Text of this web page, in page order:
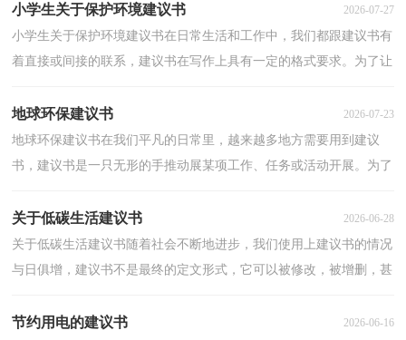
小学生关于保护环境建议书 2026-07-27
小学生关于保护环境建议书在日常生活和工作中，我们都跟建议书有
着直接或间接的联系，建议书在写作上具有一定的格式要求。为了让
地球环保建议书 2026-07-23
地球环保建议书在我们平凡的日常里，越来越多地方需要用到建议
书，建议书是一只无形的手推动展某项工作、任务或活动开展。为了
关于低碳生活建议书 2026-06-28
关于低碳生活建议书随着社会不断地进步，我们使用上建议书的情况
与日俱增，建议书不是最终的定文形式，它可以被修改，被增删，甚
节约用电的建议书 2026-06-16